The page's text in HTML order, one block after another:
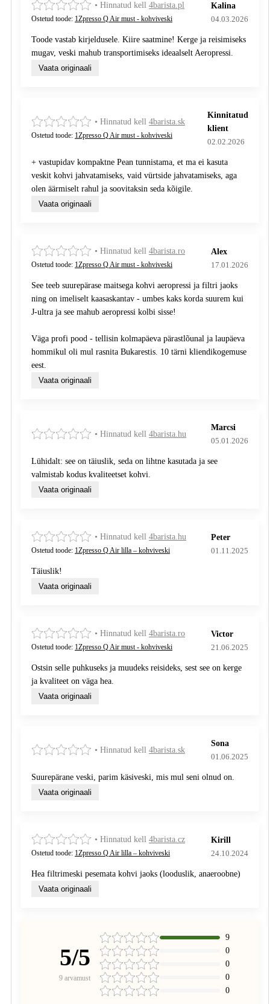
• Hinnatud kell 4barista.pl
Ostetud toode: 1Zpresso Q Air must - kohviveski
Kalina
04.03.2026
Toode vastab kirjeldusele. Kiire saatmine! Kerge ja reisimiseks
mugav, veski mahub transportimiseks ideaalselt Aeropressi.
Vaata originaali
• Hinnatud kell 4barista.sk
Ostetud toode: 1Zpresso Q Air must - kohviveski
Kinnitatud
klient
02.02.2026
+ vastupidav kompaktne Pean tunnistama, et ma ei kasuta
veskit kohvi jahvatamiseks, vaid vürtside jahvatamiseks, aga
olen äärmiselt rahul ja soovitaksin seda kõigile.
Vaata originaali
• Hinnatud kell 4barista.ro
Ostetud toode: 1Zpresso Q Air must - kohviveski
Alex
17.01.2026
See teeb suurepärase maitsega kohvi aeropressi ja filtri jaoks
ning on imeliselt kaasaskantav - umbes kaks korda suurem kui
J-ultra ja see mahub aeropressi kolbi sisse!
Väga profi pood - tellisin kolmapäeva pärastlõunal ja laupäeva
hommikul oli mul rasnita Bukarestis. 10 tärni kliendikogemuse
eest.
Vaata originaali
• Hinnatud kell 4barista.hu
Marcsi
05.01.2026
Lühidalt: see on täiuslik, seda on lihtne kasutada ja see
valmistab kodus kvaliteetset kohvi.
Vaata originaali
• Hinnatud kell 4barista.hu
Ostetud toode: 1Zpresso Q Air lilla – kohviveski
Peter
01.11.2025
Täiuslik!
Vaata originaali
• Hinnatud kell 4barista.ro
Ostetud toode: 1Zpresso Q Air must - kohviveski
Victor
21.06.2025
Ostsin selle puhkuseks ja muudeks reisideks, sest see on kerge
ja kvaliteet on väga hea.
Vaata originaali
• Hinnatud kell 4barista.sk
Sona
01.06.2025
Suurepärane veski, parim käsiveski, mis mul seni olnud on.
Vaata originaali
• Hinnatud kell 4barista.cz
Ostetud toode: 1Zpresso Q Air lilla – kohviveski
Kirill
24.10.2024
Hea filtrimeski pesemata kohvi jaoks (looduslik, anaeroobne)
Vaata originaali
5/5
9 arvamust
9
0
0
0
0